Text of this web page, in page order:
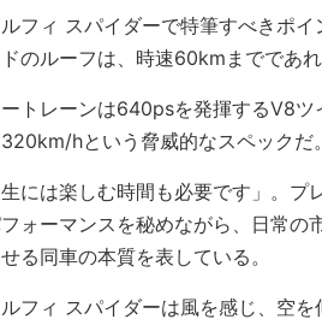
フィ スパイダーで特筆すべきポイ
のルーフは、時速60kmまでであ
トレーンは640psを発揮するV8
hという脅威的なスペックだ。
には楽しむ時間も必要です」。プ
ォーマンスを秘めながら、日常の
る同車の本質を表している。
フィ スパイダーは風を感じ、空